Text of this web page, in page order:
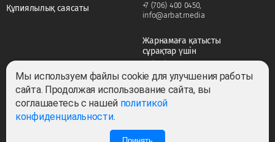
Құпиялылық саясаты
+7 (706) 400 0450,
info@arbat.media
Жарнамаға қатысты
сұрақтар үшін
adv@arbat.media
Мы используем файлы cookie для улучшения работы
сайта. Продолжая использование сайта, вы
соглашаетесь с нашей политикой
конфиденциальности.